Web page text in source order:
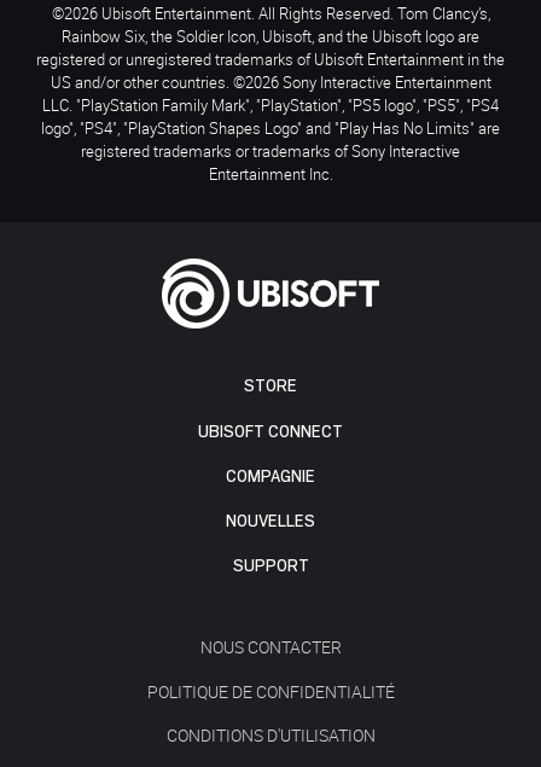
STORE
UBISOFT CONNECT
COMPAGNIE
NOUVELLES
SUPPORT
NOUS CONTACTER
POLITIQUE DE CONFIDENTIALITÉ
CONDITIONS D'UTILISATION
©2026 Ubisoft Entertainment. All Rights Reserved. Tom Clancy’s,
Rainbow Six, the Soldier Icon, Ubisoft, and the Ubisoft logo are
registered or unregistered trademarks of Ubisoft Entertainment in the
US and/or other countries. ©2026 Sony Interactive Entertainment
LLC. "PlayStation Family Mark", "PlayStation", "PS5 logo", "PS5", "PS4
logo", "PS4", "PlayStation Shapes Logo" and "Play Has No Limits" are
registered trademarks or trademarks of Sony Interactive
Entertainment Inc.